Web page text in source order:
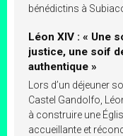
bénédictins à
Léon XIV : « Une
justice, une soif
authentique »
Lors d’un déjeuner
Castel Gandolfo,
à construire une
accueillante et